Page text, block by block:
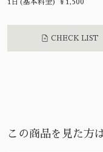
1日(基本料金) ¥1,500
CHECK LIST
この商品を見た方